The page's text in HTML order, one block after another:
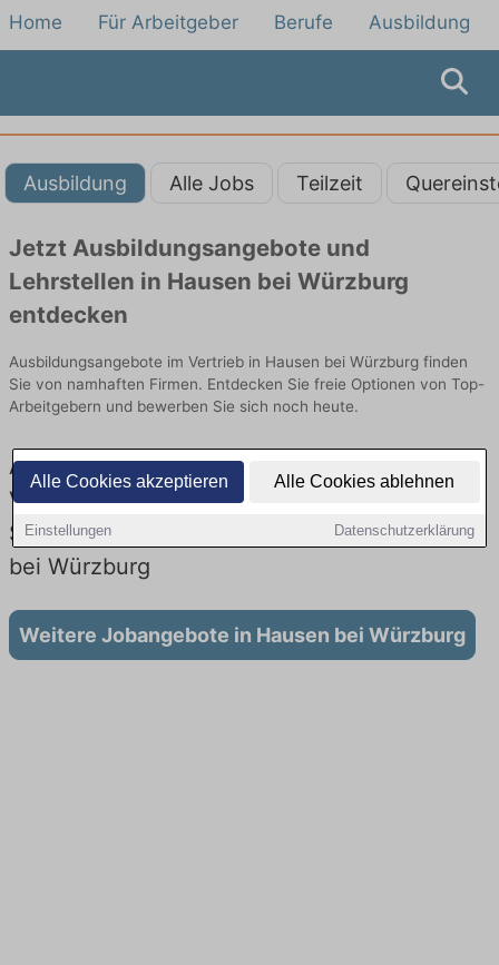
Alle Cookies akzeptieren Alle Cookies ablehnen
Einstellungen Datenschutzerklärung
Home Für Arbeitgeber Berufe Ausbildung
Ausbildung Alle Jobs Teilzeit
Jetzt Ausbildungsangebote und
Lehrstellen in Hausen bei Würzburg
entdecken
Ausbildungsangebote im Vertrieb in Hausen bei Würzburg finden
Sie von namhaften Firmen. Entdecken Sie freie Optionen von Top-
Arbeitgebern und bewerben Sie sich noch heute.
Ausbildung in Hausen bei Würzburg im
Vertrieb: Aktuell gibt es keine
Stellenangebote für Ausbildung in Hausen
bei Würzburg
Weitere Jobangebote in Hausen bei Würzburg